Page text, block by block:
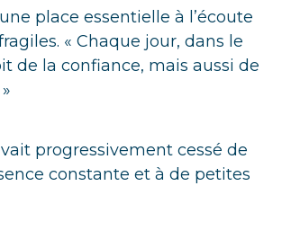
place essentielle à l’écoute
« Chaque jour, dans le
de la confiance, mais aussi de
progressivement cessé de
constante et à de petites